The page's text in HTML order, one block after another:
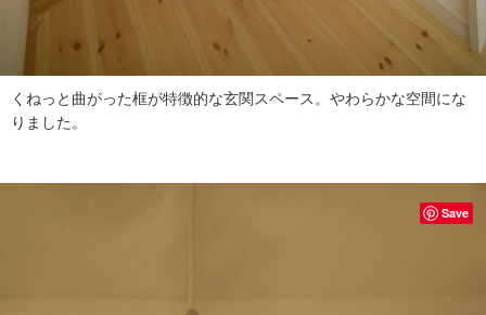
くねっと曲がった框が特徴的な玄関スペース。やわらかな空間にな
りました。
Save